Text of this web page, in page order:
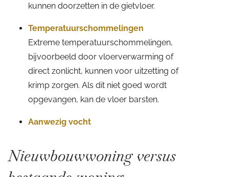
kunnen doorzetten in de gietvloer.
Temperatuurschommelingen
Extreme temperatuurschommelingen,
bijvoorbeeld door vloerverwarming of
direct zonlicht, kunnen voor uitzetting of
krimp zorgen. Als dit niet goed wordt
opgevangen, kan de vloer barsten.
Aanwezig vocht
Nieuwbouwwoning versus